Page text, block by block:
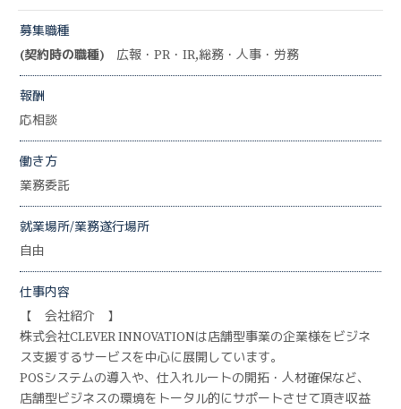
募集職種
(契約時の職種)
広報・PR・IR,総務・人事・労務
報酬
応相談
働き方
業務委託
就業場所/業務遂行場所
自由
仕事内容
【 会社紹介 】
株式会社CLEVER INNOVATIONは店舗型事業の企業様をビジネ
ス支援するサービスを中心に展開しています。
POSシステムの導入や、仕入れルートの開拓・人材確保など、
店舗型ビジネスの環境をトータル的にサポートさせて頂き収益